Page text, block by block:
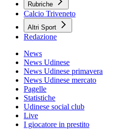
Rubriche
Calcio Triveneto
Altri Sport
Redazione
News
News Udinese
News Udinese primavera
News Udinese mercato
Pagelle
Statistiche
Udinese social club
Live
I giocatore in prestito